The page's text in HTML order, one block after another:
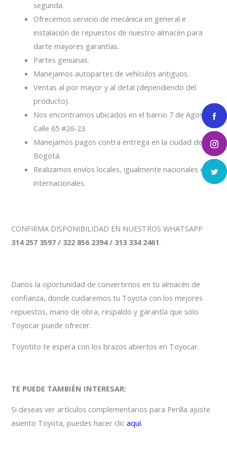
segunda.
Ofrecemos servicio de mecánica en general e
instalación de repuestos de nuestro almacén para
darte mayores garantías.
Partes genuinas.
Manejamos autopartes de vehículos antiguos.
Ventas al por mayor y al detal (dependiendo del
producto).
Nos encontramos ubicados en el barrio 7 de Agosto
Calle 65 #26-23.
Manejamos pagos contra entrega en la ciudad de
Bogotá.
Realizamos envíos locales, igualmente nacionales e
internacionales.
CONFIRMA DISPONIBILIDAD EN NUESTROS WHATSAPP
314 257 3597 / 322 856 2394 / 313 334 2461.
Danos la oportunidad de convertirnos en tu almacén de
confianza, donde cuidaremos tu Toyota con los mejores
repuestos, mano de obra, respaldo y garantía que solo
Toyocar puede ofrecer.
Toyotito te espera con los brazos abiertos en Toyocar.
TE PUEDE TAMBIÉN INTERESAR:
Si deseas ver artículos complementarios para Perilla ajuste
asiento Toyota, puedes hacer clicaquí.